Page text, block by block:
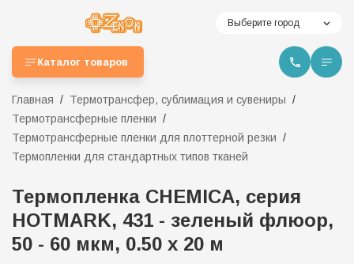
Выберите город
Каталог товаров
Главная
Термотрансфер, сублимация и сувениры
Термотрансферные пленки
Термотрансферные пленки для плоттерной резки
Термопленки для стандартных типов тканей
Термопленка CHEMICA, серия
HOTMARK, 431 - зеленый флюор,
50 - 60 мкм, 0.50 x 20 м